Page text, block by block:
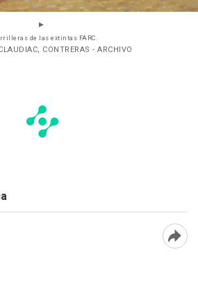
de las extintas FARC.
CONTRERAS - ARCHIVO